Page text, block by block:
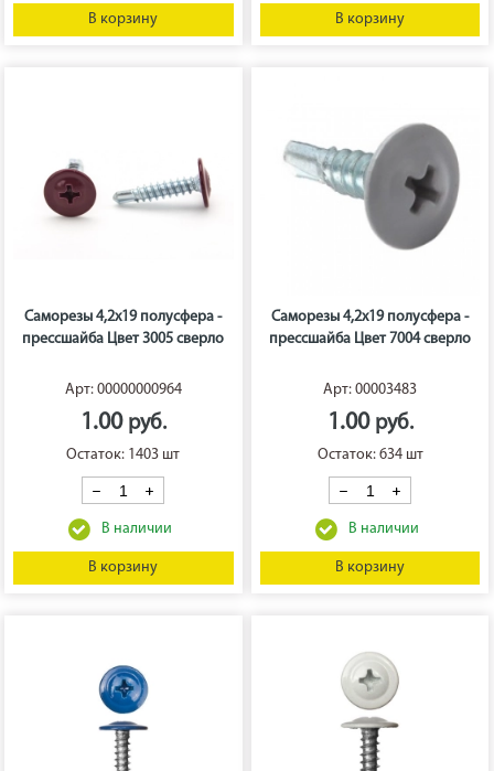
В корзину В корзину
Саморезы 4,2х19 полусфера -
прессшайба Цвет 3005 сверло
Арт: 00000000964
1.00
Остаток: 1403 шт
В корзину
Саморезы 4,2х19 полусфера -
прессшайба Цвет 7004 сверло
Арт: 00003483
1.00
Остаток: 634 шт
В корзину